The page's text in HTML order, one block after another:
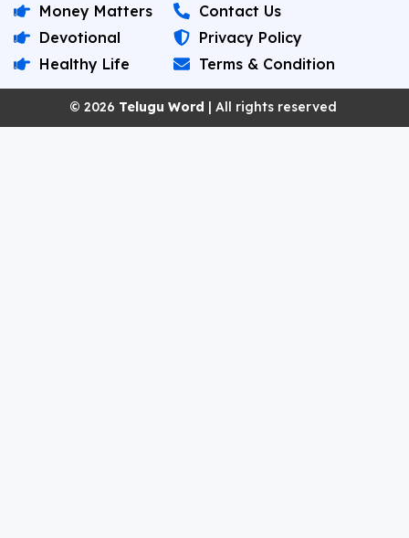
Money Matters
Devotional
Healthy Life
Contact Us
Privacy Policy
Terms & Condition
© 2026 Telugu Word | All rights reserved